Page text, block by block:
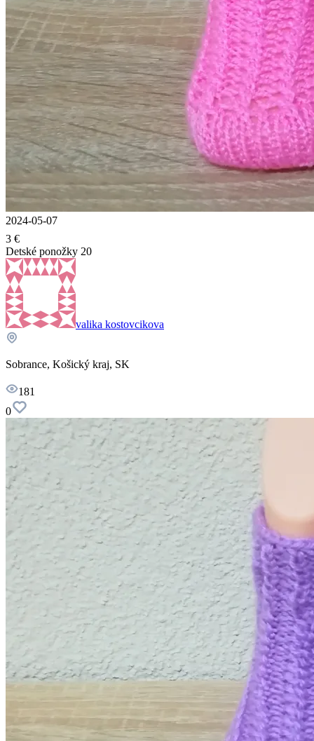
2024-05-07
3 €
Detské ponožky 20
valika kostovcikova
Sobrance, Košický kraj, SK
181
0